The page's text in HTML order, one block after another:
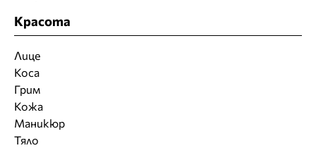
Красота
Лице
Коса
Грим
Кожа
Маникюр
Тяло